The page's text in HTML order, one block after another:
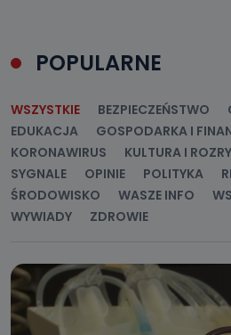
POPULARNE
WSZYSTKIE BEZPIECZEŃSTWO
EDUKACJA
GOSPODARKA I
KORONAWIRUS
KULTURA I
SYGNALE
OPINIE POLITYKA
ŚRODOWISKO
WASZE INFO
WYWIADY
ZDROWIE